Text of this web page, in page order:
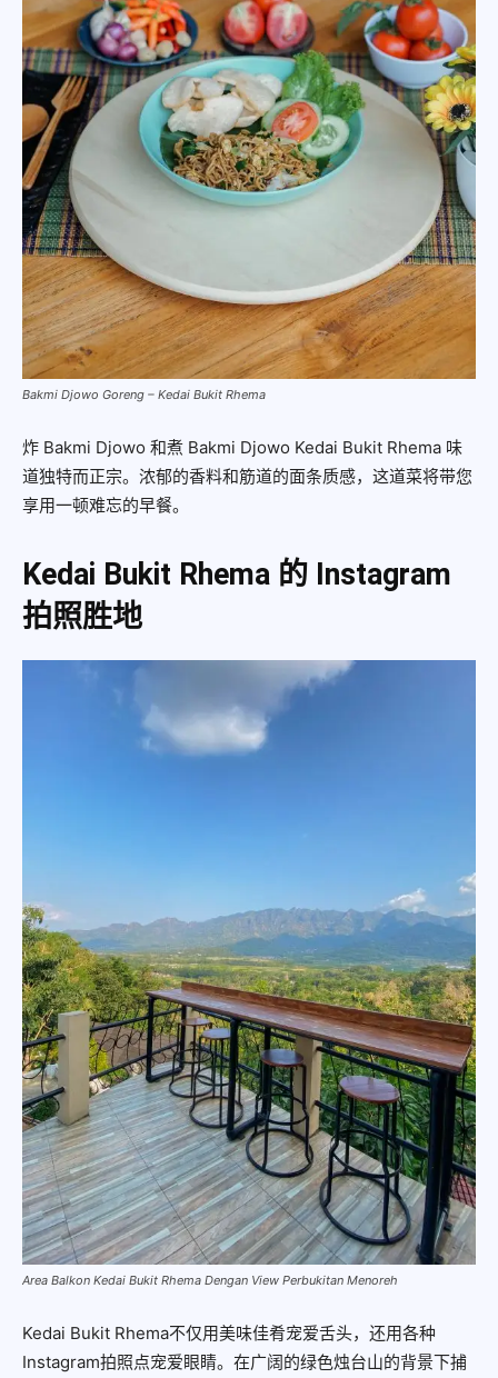
Bakmi Djowo Goreng – Kedai Bukit Rhema
炸 Bakmi Djowo 和煮 Bakmi Djowo Kedai Bukit Rhema 味
道独特而正宗。浓郁的香料和筋道的面条质感，这道菜将带您
享用一顿难忘的早餐。
Kedai Bukit Rhema 的 Instagram
拍照胜地
Area Balkon Kedai Bukit Rhema Dengan View Perbukitan Menoreh
Kedai Bukit Rhema不仅用美味佳肴宠爱舌头，还用各种
Instagram拍照点宠爱眼睛。在广阔的绿色烛台山的背景下捕